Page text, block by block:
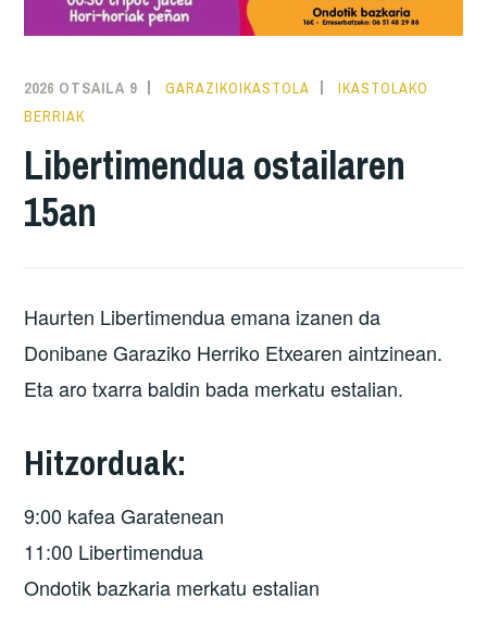
2026 OTSAILA 9 GARAZIKOIKASTOLA
IKASTOLAKO
BERRIAK
Libertimendua ostailaren
15an
Haurten Libertimendua emana izanen da
Donibane Garaziko Herriko Etxearen aintzinean.
Eta aro txarra baldin bada merkatu estalian.
Hitzorduak:
9:00 kafea Garatenean
11:00 Libertimendua
Ondotik bazkaria merkatu estalian